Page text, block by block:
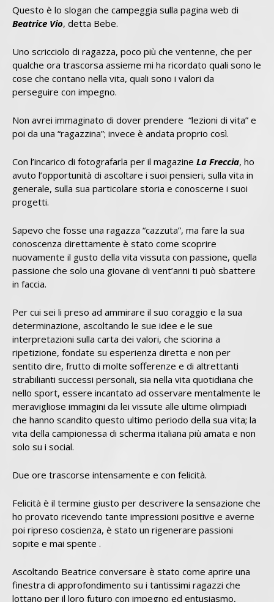
Questo è lo slogan che campeggia sulla pagina web di
Beatrice Vio, detta Bebe.
Uno scricciolo di ragazza, poco più che ventenne, che per
qualche ora trascorsa assieme mi ha ricordato quali sono le
cose che contano nella vita, quali sono i valori da
perseguire con impegno.
Non avrei immaginato di dover prendere “lezioni di vita” e
poi da una “ragazzina”; invece è andata proprio così.
Con l’incarico di fotografarla per il magazine La Freccia, ho
avuto l’opportunità di ascoltare i suoi pensieri, sulla vita in
generale, sulla sua particolare storia e conoscerne i suoi
progetti.
Sapevo che fosse una ragazza “cazzuta”, ma fare la sua
conoscenza direttamente è stato come scoprire
nuovamente il gusto della vita vissuta con passione, quella
passione che solo una giovane di vent’anni ti può sbattere
in faccia.
Per cui sei li preso ad ammirare il suo coraggio e la sua
determinazione, ascoltando le sue idee e le sue
interpretazioni sulla carta dei valori, che sciorina a
ripetizione, fondate su esperienza diretta e non per
sentito dire, frutto di molte sofferenze e di altrettanti
strabilianti successi personali, sia nella vita quotidiana che
nello sport, essere incantato ad osservare mentalmente le
meravigliose immagini da lei vissute alle ultime olimpiadi
che hanno scandito questo ultimo periodo della sua vita; la
vita della campionessa di scherma italiana più amata e non
solo su i social.
Due ore trascorse intensamente e con felicità.
Felicità è il termine giusto per descrivere la sensazione che
ho provato ricevendo tante impressioni positive e averne
poi ripreso coscienza, è stato un rigenerare passioni
sopite e mai spente .
Ascoltando Beatrice conversare è stato come aprire una
finestra di approfondimento su i tantissimi ragazzi che
lottano per il loro futuro con impegno ed entusiasmo,